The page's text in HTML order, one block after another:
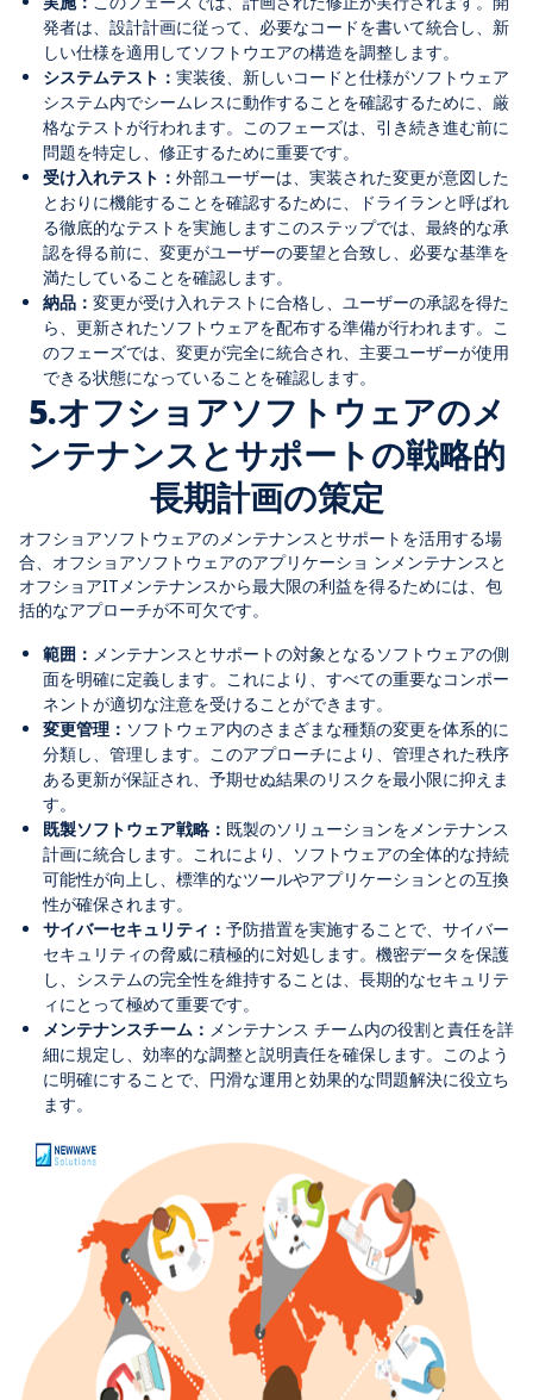
発者は、設計計画に従って、必要なコードを書いて統合し、新
しい仕様を適用してソフトウエアの構造を調整します。
システムテスト： 実装後、新しいコードと仕様がソフトウェア
システム内でシームレスに動作することを確認するために、厳
格なテストが行われます。このフェーズは、引き続き進む前に
問題を特定し、修正するために重要です。
受け入れテスト： 外部ユーザーは、実装された変更が意図した
とおりに機能することを確認するために、ドライランと呼ばれ
る徹底的なテストを実施しますこのステップでは、最終的な承
認を得る前に、変更がユーザーの要望と合致し、必要な基準を
満たしていることを確認します。
納品： 変更が受け入れテストに合格し、ユーザーの承認を得た
ら、更新されたソフトウェアを配布する準備が行われます。こ
のフェーズでは、変更が完全に統合され、主要ユーザーが使用
できる状態になっていることを確認します。
5.オフショアソフトウェアのメ
ンテナンスとサポートの戦略的
長期計画の策定
オフショアソフトウェアのメンテナンスとサポート を活用する場
合、オフショアソフトウェアのアプリケーショ ンメンテナンスと
オフショアITメンテナンスから最大限の利益を得るためには、包
括的なアプローチが不可欠です。
範囲： メンテナンスとサポートの対象となるソフトウェアの側
面を明確に定義します。これにより、すべての重要なコンポー
ネントが適切な注意を受けることができます。
変更管理： ソフトウェア内のさまざまな種類の変更を体系的に
分類し、管理します。このアプローチにより、管理された秩序
ある更新が保証され、予期せぬ結果のリスクを最小限に抑えま
す。
既製ソフトウェア戦略： 既製のソリューションをメンテナンス
計画に統合します。これにより、ソフトウェアの全体的な持続
可能性が向上し、標準的なツールやアプリケーションとの互換
性が確保されます。
サイバーセキュリティ： 予防措置を実施することで、サイバー
セキュリティの脅威に積極的に対処します。機密データを保護
し、システムの完全性を維持することは、長期的なセキュリテ
ィにとって極めて重要です。
メンテナンスチーム： メンテナンス チーム内の役割と責任を詳
細に規定し、効率的な調整と説明責任を確保します。このよう
に明確にすることで、円滑な運用と効果的な問題解決に役立ち
ます。